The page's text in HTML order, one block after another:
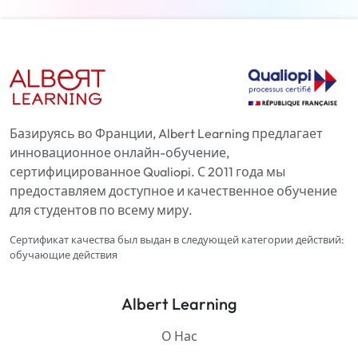
Базируясь во Франции, Albert Learning предлагает
инновационное онлайн-обучение,
сертифицированное Qualiopi. С 2011 года мы
предоставляем доступное и качественное обучение
для студентов по всему миру.
Сертификат качества был выдан в следующей категории действий:
обучающие действия
Albert Learning
О Нас